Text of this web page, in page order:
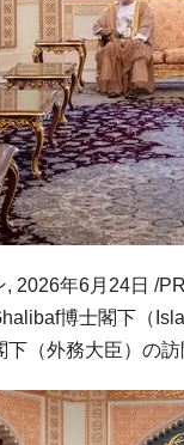
, 2026年6月24日 /
博士閣下（
（外務大臣）の